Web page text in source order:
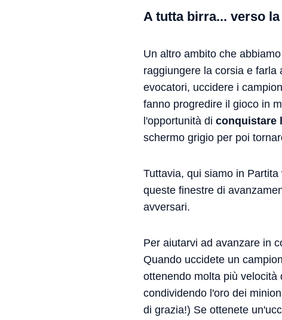
A tutta birra... verso
Un altro ambito che
raggiungere la corsia e farla
evocatori, uccidere i
fanno progredire il gioco in
l'opportunità di conquistare
schermo grigio per poi
Tuttavia, qui siamo in
queste finestre di
avversari.
Per aiutarvi ad avanzare in
Quando uccidete un
ottenendo molta più
condividendo l'oro dei
di grazia!) Se ottenete